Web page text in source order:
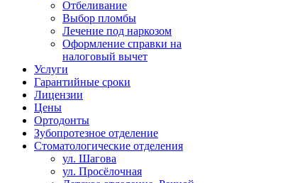
Отбеливание
Выбор пломбы
Лечение под наркозом
Оформление справки на
налоговый вычет
Услуги
Гарантийные сроки
Лицензии
Цены
Ортодонты
Зубопротезное отделение
Стоматологические отделения
ул. Шагова
ул. Просёлочная